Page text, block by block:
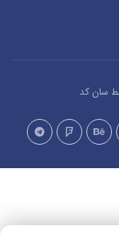
سان کد